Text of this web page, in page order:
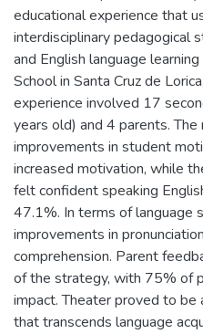
educational experience that
interdisciplinary pedagogical
and English language
School in Santa Cruz de
experience involved 17
years old) and 4 parents.
improvements in student
increased motivation, while
felt confident speaking
47.1%. In terms of language
improvements in
comprehension. Parent
of the strategy, with 75% of
impact. Theater proved to
that transcends language